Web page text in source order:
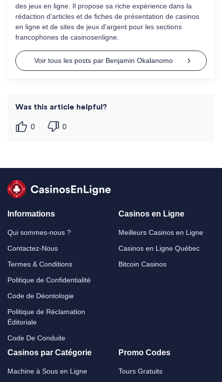
des jeux en ligne. Il propose sa riche expérience dans la
rédaction d’articles et de fiches de présentation de casinos
en ligne et de sites de jeux d'argent pour les sections
francophones de casinosenligne.
Voir tous les posts par Benjamin Okalanomo
Was this article helpful?
0 0
Informations
Qui sommes-nous ?
Contactez-Nous
Termes & Conditions
Politique de Confidentialité
Code de Déontologie
Politique de Réclamation
Éditoriale
Code De Conduite
Casinos en Ligne
Meilleurs Casinos en Ligne
Casinos en Ligne Québec
Bitcoin Casinos
Casinos par Catégorie
Machine à Sous en Ligne
Promo Codes
Tours Gratuits